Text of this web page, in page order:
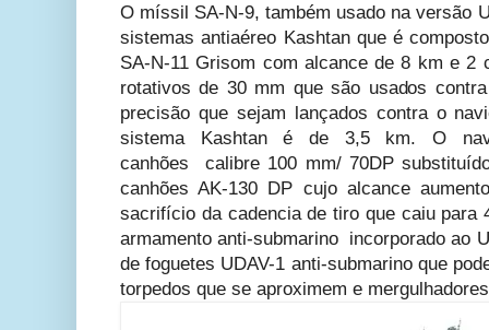
O míssil SA-N-9, também usado na versão
sistemas antiaéreo Kashtan que é
SA-N-11 Grisom com alcance de 8 km e 2
rotativos de 30 mm que são usados
precisão que sejam lançados contra o
sistema Kashtan é de 3,5 km. O
canhões calibre 100 mm/ 70DP
canhões AK-130 DP cujo alcance
sacrifício da cadencia de tiro que caiu para
armamento anti-submarino incorporado ao
de foguetes UDAV-1 anti-submarino que
torpedos que se aproximem e